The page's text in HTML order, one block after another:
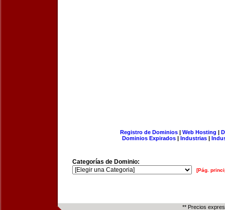
Registro de Dominios| Web Hosting |
Dominios Expirados | Industrias |
Categorías de Dominio:
[Pág.
** Precios